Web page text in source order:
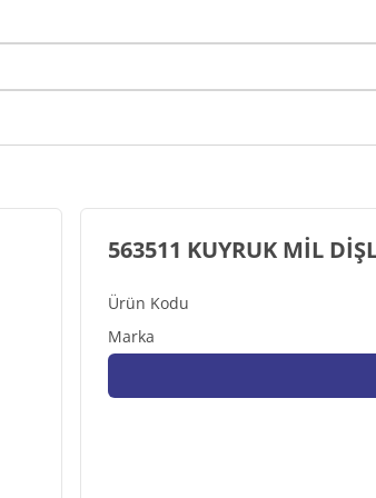
563511 KUYRUK MİL